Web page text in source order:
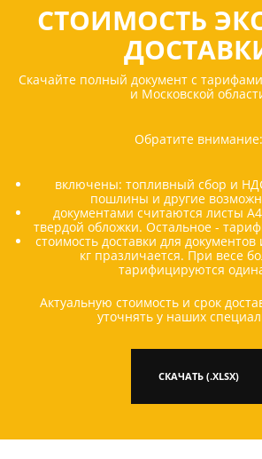
СТОИМОСТЬ
Скачайте полный документ с
и Московской
Обратите внимание:
включены: топливный сбор и
пошлины и другие
документами считаются листы
твердой обложки. Остальное -
стоимость доставки для документов
кг празличается. При весе
тарифицируются
Актуальную стоимость и срок
уточнять у наших
СКАЧАТЬ (.XLSX)